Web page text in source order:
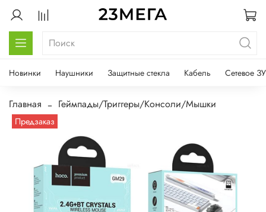
Новинки Наушники Защитные стекла Кабель Сетевое ЗУ
Главная Геймпады/Триггеры/Консоли/Мышки
Предзаказ